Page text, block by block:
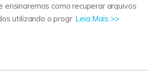
como recuperar arquivos
utilizando o progr Leia Mais >>